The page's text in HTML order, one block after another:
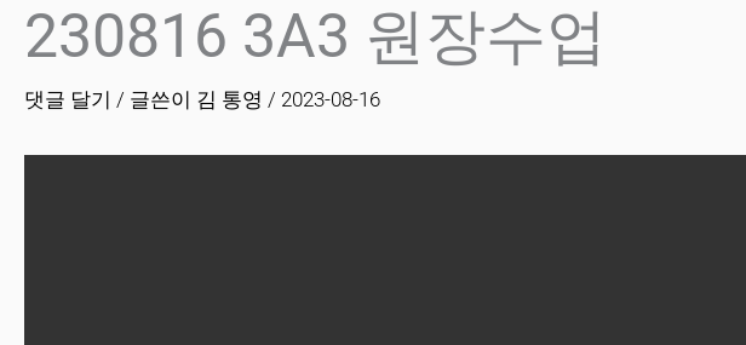
230816 3A3 원장수업
댓글 달기 / 글쓴이 김 통영 / 2023-08-16